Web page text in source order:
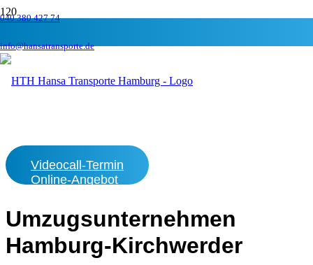
040 380 427 74
info@hansatransporte.de
Umzugsunternehmen
Hamburg-Kirchwerder
Videocall-Termin
Online-Angebot
Umzugsunternehmen
Hamburg-Kirchwerder